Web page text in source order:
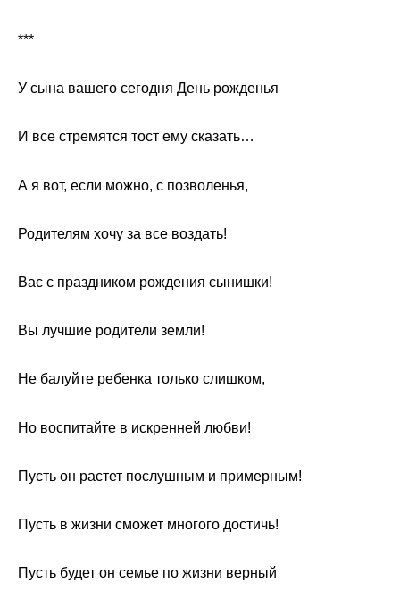
***
У сына вашего сегодня День рожденья
И все стремятся тост ему сказать…
А я вот, если можно, с позволенья,
Родителям хочу за все воздать!
Вас с праздником рождения сынишки!
Вы лучшие родители земли!
Не балуйте ребенка только слишком,
Но воспитайте в искренней любви!
Пусть он растет послушным и примерным!
Пусть в жизни сможет многого достичь!
Пусть будет он семье по жизни верный